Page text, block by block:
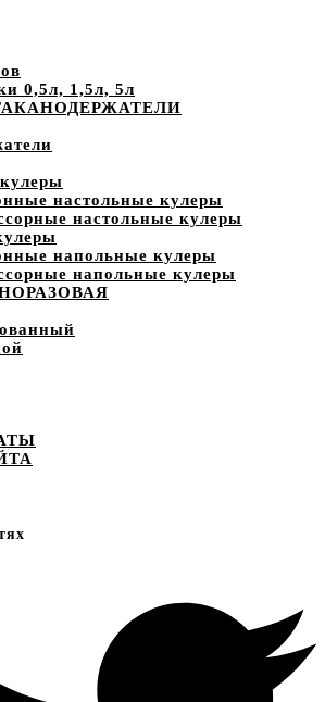
0,5л, 1,5л, 5л
настольные кулеры
настольные кулеры
напольные кулеры
напольные кулеры